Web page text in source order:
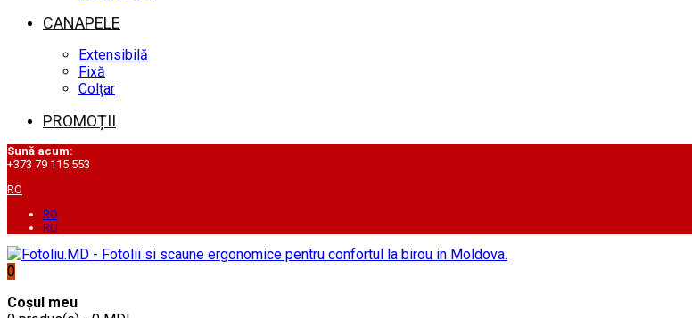
CANAPELE
Extensibilă
Fixă
Colțar
PROMOȚII
Sună acum:
+373 79 115 553
RO
RO
RU
0
Coșul meu